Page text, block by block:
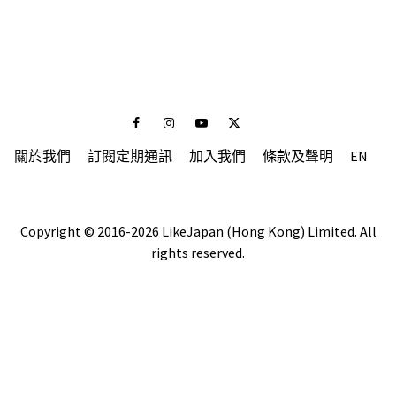
FacebookInstagramYoutubeTwitter
關於我們 訂閱定期通訊 加入我們 條款及聲明 EN
Copyright © 2016-2026 LikeJapan (Hong Kong) Limited. All
rights reserved.